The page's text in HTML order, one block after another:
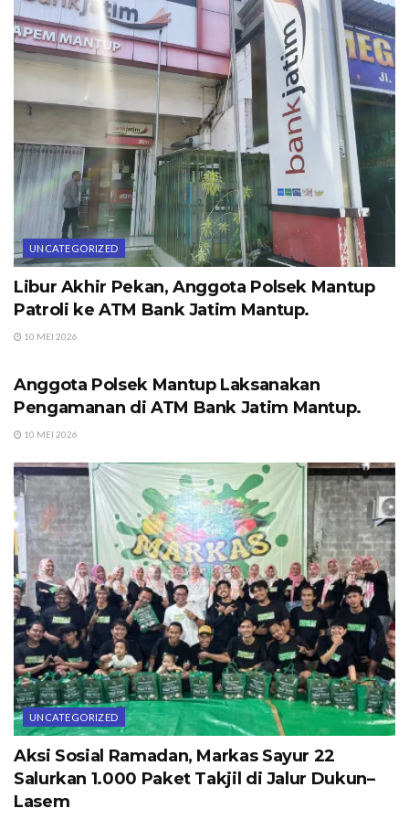
UNCATEGORIZED
Libur Akhir Pekan, Anggota Polsek Mantup
Patroli ke ATM Bank Jatim Mantup.
10 MEI 2026
Anggota Polsek Mantup Laksanakan
Pengamanan di ATM Bank Jatim Mantup.
10 MEI 2026
UNCATEGORIZED
Aksi Sosial Ramadan, Markas Sayur 22
Salurkan 1.000 Paket Takjil di Jalur Dukun–
Lasem